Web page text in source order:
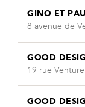
GINO ET
8 avenue de
GOOD
19 rue
GOOD